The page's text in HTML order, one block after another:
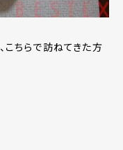
こちらで訪ねてきた方